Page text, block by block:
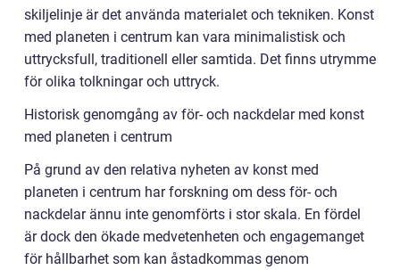
skiljelinje är det använda materialet och tekniken. Konst
med planeten i centrum kan vara minimalistisk och
uttrycksfull, traditionell eller samtida. Det finns utrymme
för olika tolkningar och uttryck.
Historisk genomgång av för- och nackdelar med konst
med planeten i centrum
På grund av den relativa nyheten av konst med
planeten i centrum har forskning om dess för- och
nackdelar ännu inte genomförts i stor skala. En fördel
är dock den ökade medvetenheten och engagemanget
för hållbarhet som kan åstadkommas genom